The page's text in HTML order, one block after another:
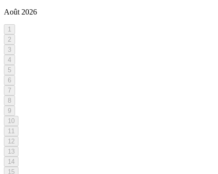
Août 2026
1
2
3
4
5
6
7
8
9
10
11
12
13
14
15